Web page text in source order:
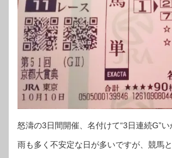
怒濤の3日間開催、名付けて“3日連続G”
雨も多く不安定な日が多いですが、競馬